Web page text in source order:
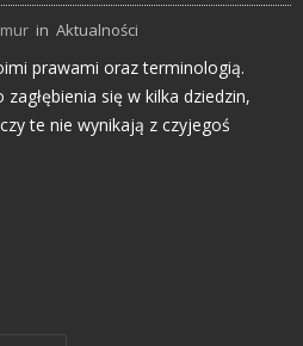
in Aktualności
prawami oraz terminologią.
się w kilka dziedzin,
te nie wynikają z czyjegoś